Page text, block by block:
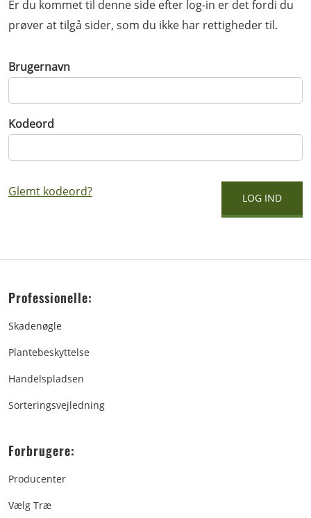
Er du kommet til denne side efter log-in er det fordi du
prøver at tilgå sider, som du ikke har rettigheder til.
Brugernavn
Kodeord
Glemt kodeord?
Professionelle:
Skadenøgle
Plantebeskyttelse
Handelspladsen
Sorteringsvejledning
Forbrugere:
Producenter
Vælg Træ